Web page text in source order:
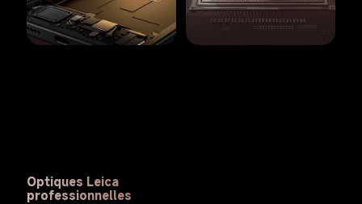
Optiques Leica
professionnelles